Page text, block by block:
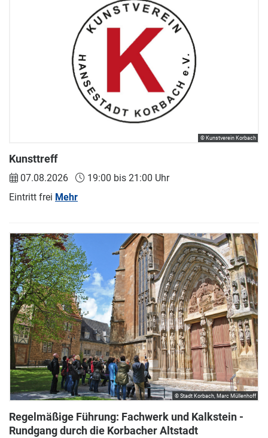
Kunsttreff
07.08.2026
19:00 bis 21:00 Uhr
Eintritt frei Mehr
© Kunstverein Korbach
Regelmäßige Führung: Fachwerk und Kalkstein -
Rundgang durch die Korbacher Altstadt
© Stadt Korbach, Marc Müllenhoff